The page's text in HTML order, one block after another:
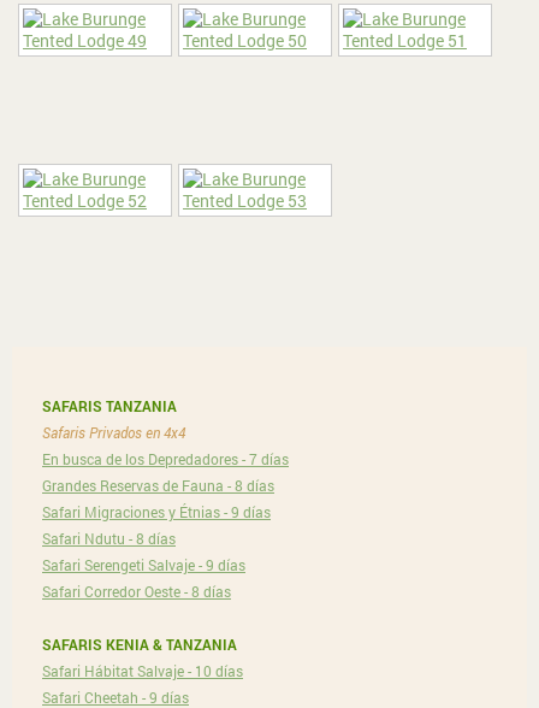
SAFARIS TANZANIA
Safaris Privados en 4x4
En busca de los Depredadores - 7 días
Grandes Reservas de Fauna - 8 días
Safari Migraciones y Étnias - 9 días
Safari Ndutu - 8 días
Safari Serengeti Salvaje - 9 días
Safari Corredor Oeste - 8 días
SAFARIS KENIA & TANZANIA
Safari Hábitat Salvaje - 10 días
Safari Cheetah - 9 días